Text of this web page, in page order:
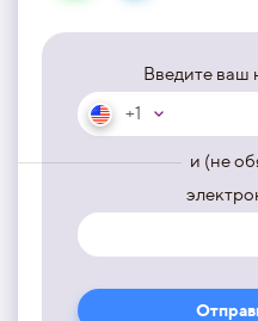
Введите ваш
+1
и (не